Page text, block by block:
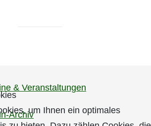
& Veranstaltungen
Archivum Ihnen ein optimales